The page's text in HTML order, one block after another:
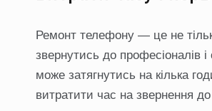
Ремонт телефону — це не
звернутись до професіоналів
може затягнутись на кілька
витратити час на звернення